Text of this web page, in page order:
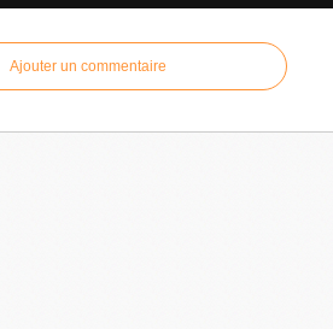
Ajouter un commentaire